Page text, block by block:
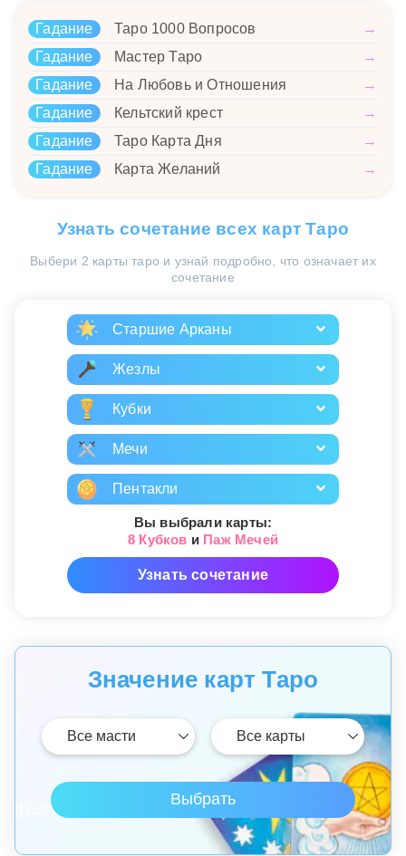
Гадание Таро 1000 Вопросов
→
Гадание
Мастер Таро
→
Гадание
На Любовь и Отношения
→
Гадание
Кельтский крест
→
Гадание
Таро Карта Дня
→
Гадание
Карта Желаний →
Узнать сочетание всех карт Таро
Выбери 2 карты таро и узнай подробно, что означает их
сочетание
Старшие Арканы
Жезлы
Кубки
Мечи
Пентакли
Вы выбрали карты:
8 Кубков и Паж Мечей
Узнать сочетание
Значение карт Таро